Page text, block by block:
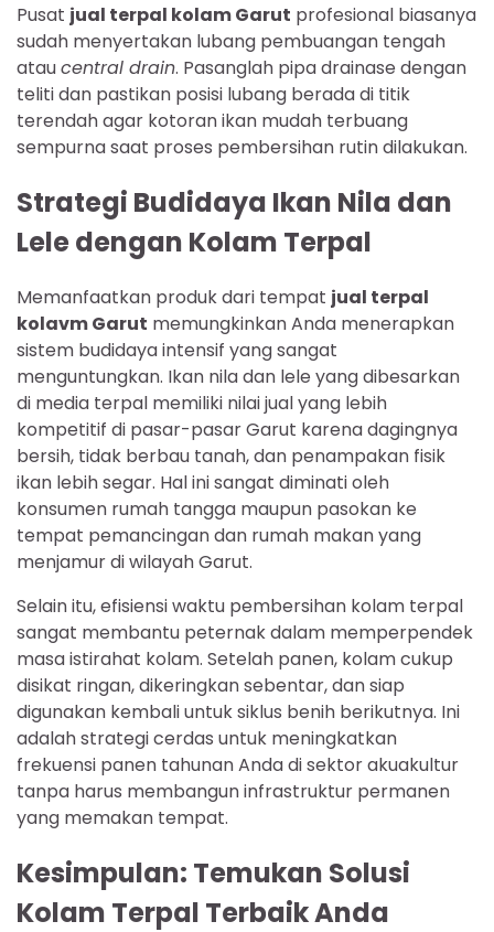
Pusat jual terpal kolam Garut profesional biasanya
sudah menyertakan lubang pembuangan tengah
ataucentral drain. Pasanglah pipa drainase dengan
teliti dan pastikan posisi lubang berada di titik
terendah agar kotoran ikan mudah terbuang
sempurna saat proses pembersihan rutin dilakukan.
Strategi Budidaya Ikan Nila dan
Lele dengan Kolam Terpal
Memanfaatkan produk dari tempat jual terpal
kolavm Garut memungkinkan Anda menerapkan
sistem budidaya intensif yang sangat
menguntungkan. Ikan nila dan lele yang dibesarkan
di media terpal memiliki nilai jual yang lebih
kompetitif di pasar-pasar Garut karena dagingnya
bersih, tidak berbau tanah, dan penampakan fisik
ikan lebih segar. Hal ini sangat diminati oleh
konsumen rumah tangga maupun pasokan ke
tempat pemancingan dan rumah makan yang
menjamur di wilayah Garut.
Selain itu, efisiensi waktu pembersihan kolam terpal
sangat membantu peternak dalam memperpendek
masa istirahat kolam. Setelah panen, kolam cukup
disikat ringan, dikeringkan sebentar, dan siap
digunakan kembali untuk siklus benih berikutnya. Ini
adalah strategi cerdas untuk meningkatkan
frekuensi panen tahunan Anda di sektor akuakultur
tanpa harus membangun infrastruktur permanen
yang memakan tempat.
Kesimpulan: Temukan Solusi
Kolam Terpal Terbaik Anda